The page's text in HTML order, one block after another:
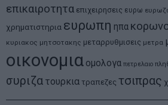
επικαιροτητα επιχειρησεις ευρω
χρηματιστηρια ευρωπη ηπα
κυριακος μητσοτακης μεταρρυθμισεις μετρα
οικονομια ομολογα πετρελαιο
συριζα τουρκια τραπεζες τσιπρας